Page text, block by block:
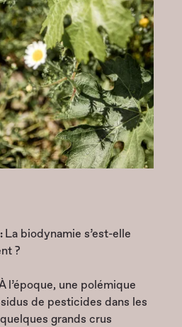
La biodynamie s’est-elle
?
l’époque, une polémique
de pesticides dans les
grands crus